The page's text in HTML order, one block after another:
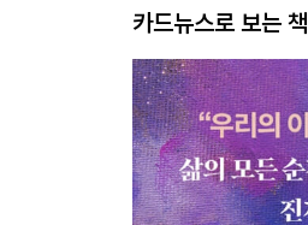
카드뉴스로 보는 책